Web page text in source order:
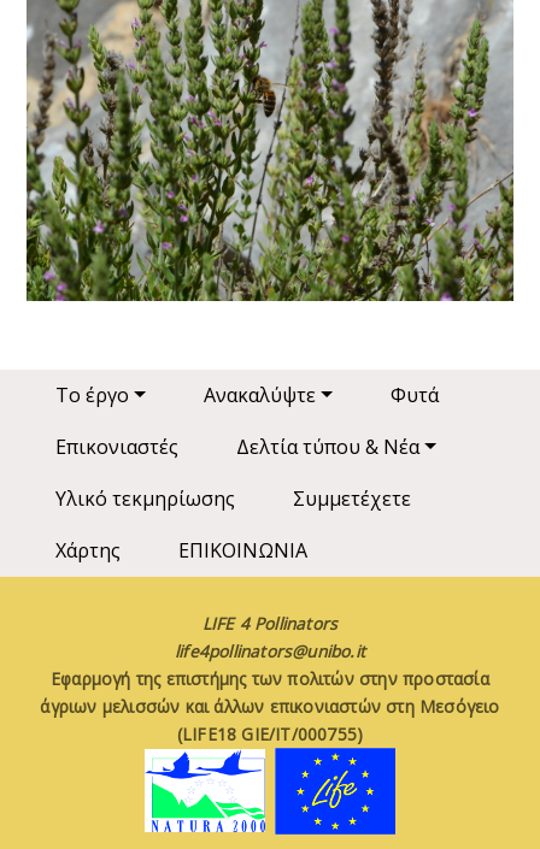
Main navigation
Το έργο Ανακαλύψτε
Φυτά
Επικονιαστές
Δελτία τύπου & Νέα
Υλικό τεκμηρίωσης
Συμμετέχετε
Χάρτης
ΕΠΙΚΟΙΝΩΝΙΑ
LIFE 4 Pollinators
life4pollinators@unibo.it
Εφαρμογή της επιστήμης των πολιτών στην προστασία
άγριων μελισσών και άλλων επικονιαστών στη Μεσόγειο
(LIFE18 GIE/IT/000755)